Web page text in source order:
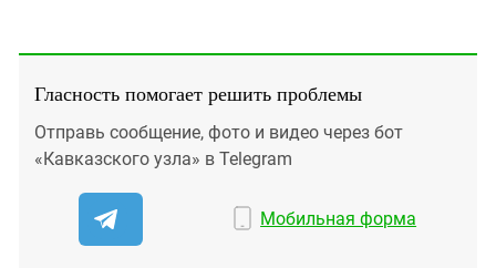
Гласность помогает решить проблемы
Отправь сообщение, фото и видео через бот
«Кавказского узла» в Telegram
Мобильная форма